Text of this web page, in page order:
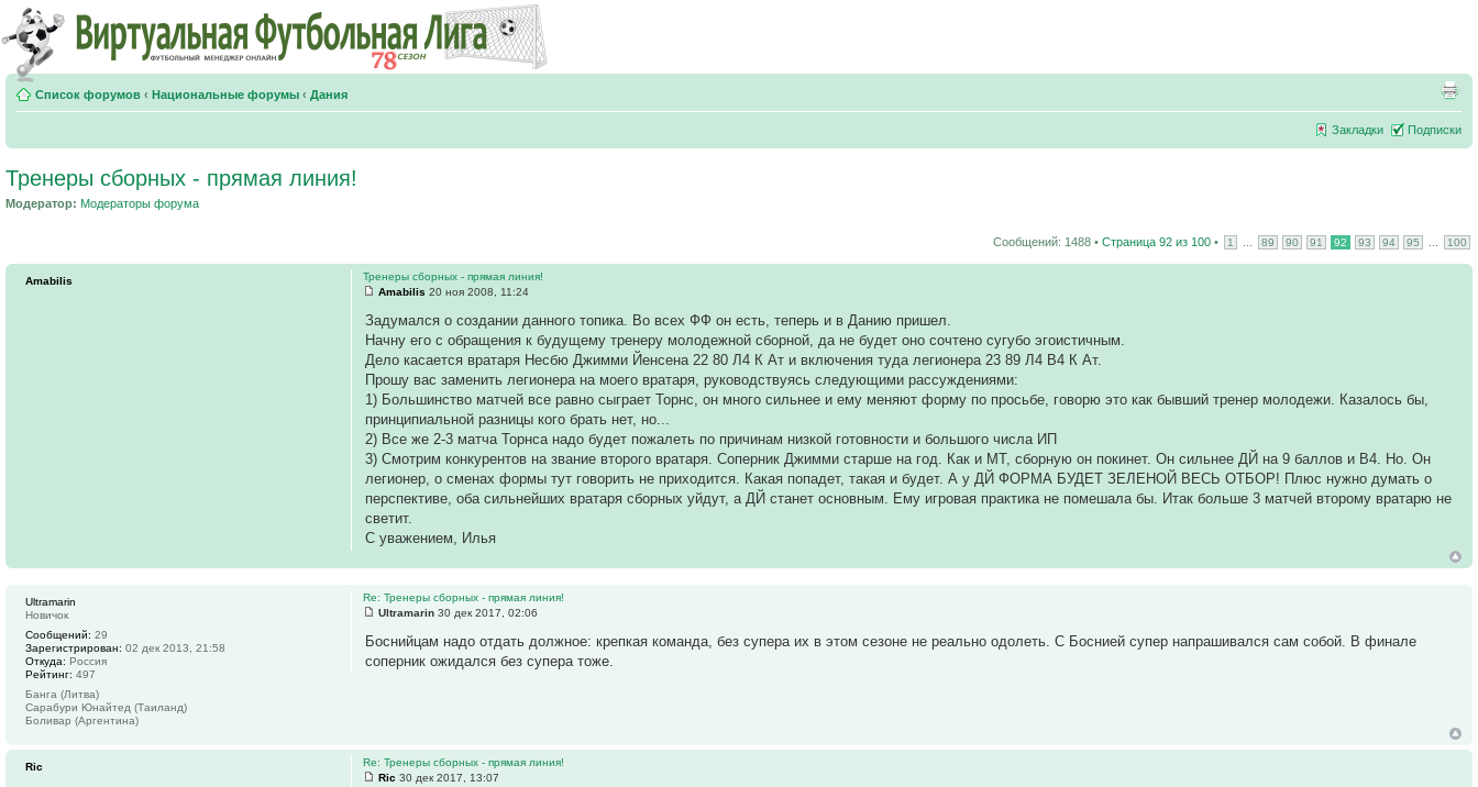
Список форумов ‹ Национальные форумы ‹ Дания
Закладки Подписки
Тренеры сборных - прямая линия!
Модератор: Модераторы форума
Сообщений: 1488 • Страница 92 из 100 • 1 89 90 91 92 93 94 95 100
Тренеры сборных - прямая линия!
Amabilis 20 ноя 2008, 11:24
Задумался о создании данного топика. Во всех ФФ он есть, теперь и в Данию пришел.
Начну его с обращения к будущему тренеру молодежной сборной, да не будет оно сочтено сугубо эгоистичным.
Дело касается вратаря Несбю Джимми Йенсена 22 80 Л4 К Ат и включения туда легионера 23 89 Л4 В4 К Ат.
Прошу вас заменить легионера на моего вратаря, руководствуясь следующими рассуждениями:
1) Большинство матчей все равно сыграет Торнс, он много сильнее и ему меняют форму по просьбе, говорю это как бывший тренер молодежи. Казалось бы,
принципиальной разницы кого брать нет, но...
2) Все же 2-3 матча Торнса надо будет пожалеть по причинам низкой готовности и большого числа ИП
3) Смотрим конкурентов на звание второго вратаря. Соперник Джимми старше на год. Как и МТ, сборную он покинет. Он сильнее ДЙ на 9 баллов и В4. Но. Он
легионер, о сменах формы тут говорить не приходится. Какая попадет, такая и будет. А у ДЙ ФОРМА БУДЕТ ЗЕЛЕНОЙ ВЕСЬ ОТБОР! Плюс нужно думать о
перспективе, оба сильнейших вратаря сборных уйдут, а ДЙ станет основным. Ему игровая практика не помешала бы. Итак больше 3 матчей второму вратарю не
светит.
С уважением, Илья
Amabilis
Re: Тренеры сборных - прямая линия!
Ultramarin 30 дек 2017, 02:06
Боснийцам надо отдать должное: крепкая команда, без супера их в этом сезоне не реально одолеть. С Боснией супер напрашивался сам собой. В финале
соперник ожидался без супера тоже.
Ultramarin
Новичок
Сообщений: 29
Зарегистрирован: 02 дек 2013, 21:58
Откуда: Россия
Рейтинг: 497
Банга (Литва)
Сарабури Юнайтед (Таиланд)
Боливар (Аргентина)
Re: Тренеры сборных - прямая линия!
Ric 30 дек 2017, 13:07
Ric